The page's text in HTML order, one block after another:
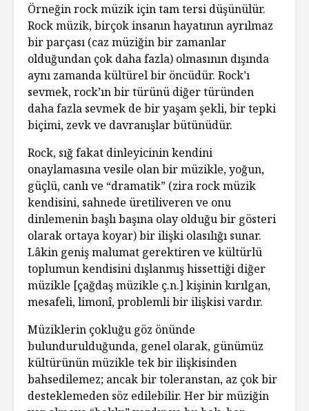
Örneğin rock müzik için tam tersi düşünülür.
Rock müzik, birçok insanın hayatının ayrılmaz
bir parçası (caz müziğin bir zamanlar
olduğundan çok daha fazla) olmasının dışında
aynı zamanda kültürel bir öncüdür. Rock’ı
sevmek, rock’ın bir türünü diğer türünden
daha fazla sevmek de bir yaşam şekli, bir tepki
biçimi, zevk ve davranışlar bütünüdür.
Rock, sığ fakat dinleyicinin kendini
onaylamasına vesile olan bir müzikle, yoğun,
güçlü, canlı ve “dramatik” (zira rock müzik
kendisini, sahnede üretiliveren ve onu
dinlemenin başlı başına olay olduğu bir gösteri
olarak ortaya koyar) bir ilişki olasılığı sunar.
Lâkin geniş malumat gerektiren ve kültürlü
toplumun kendisini dışlanmış hissettiği diğer
müzikle [çağdaş müzikle ç.n.] kişinin kırılgan,
mesafeli, limonî, problemli bir ilişkisi vardır.
Müziklerin çokluğu göz önünde
bulundurulduğunda, genel olarak, günümüz
kültürünün müzikle tek bir ilişkisinden
bahsedilemez; ancak bir toleranstan, az çok bir
desteklemeden söz edilebilir. Her bir müziğin